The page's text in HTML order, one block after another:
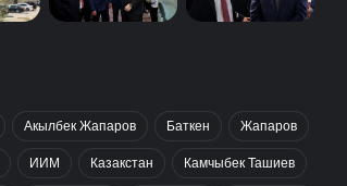
Акылбек Жапаров Баткен Жапаров
ИИМ Казакстан Камчыбек Ташиев